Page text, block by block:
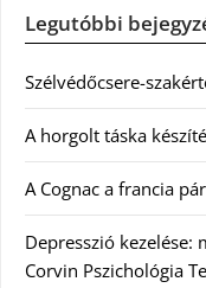
Legutóbbi
Szélvédőcsere-
A horgolt táska
A Cognac a francia
Depresszió kezelése:
Corvin Pszichológia